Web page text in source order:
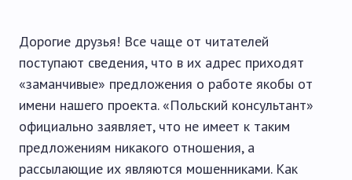
Дорогие друзья! Все чаще от читателей
поступают сведения, что в их адрес приходят
«заманчивые» предложения о работе якобы от
имени нашего проекта. «Польский консультант»
официально заявляет, что не имеет к таким
предложениям никакого отношения, а
рассылающие их являются мошенниками. Как